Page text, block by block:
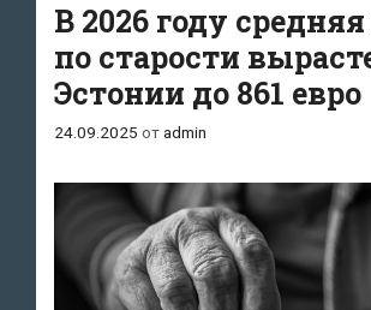
В 2026 году
по старости
Эстонии до 861 евро
24.09.2025 отadmin